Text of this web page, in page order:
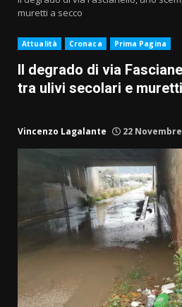
muretti a secco
Attualità Cronaca Prima Pagina
Il degrado di via
tra ulivi secolari e
Vincenzo Lagalante 22